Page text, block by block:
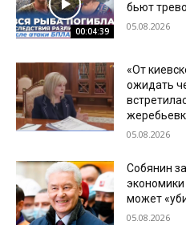
00:04:39
бьют
05.08.2026
«От
ожидать
05.08.2026
Собянин
может
05.08.2026